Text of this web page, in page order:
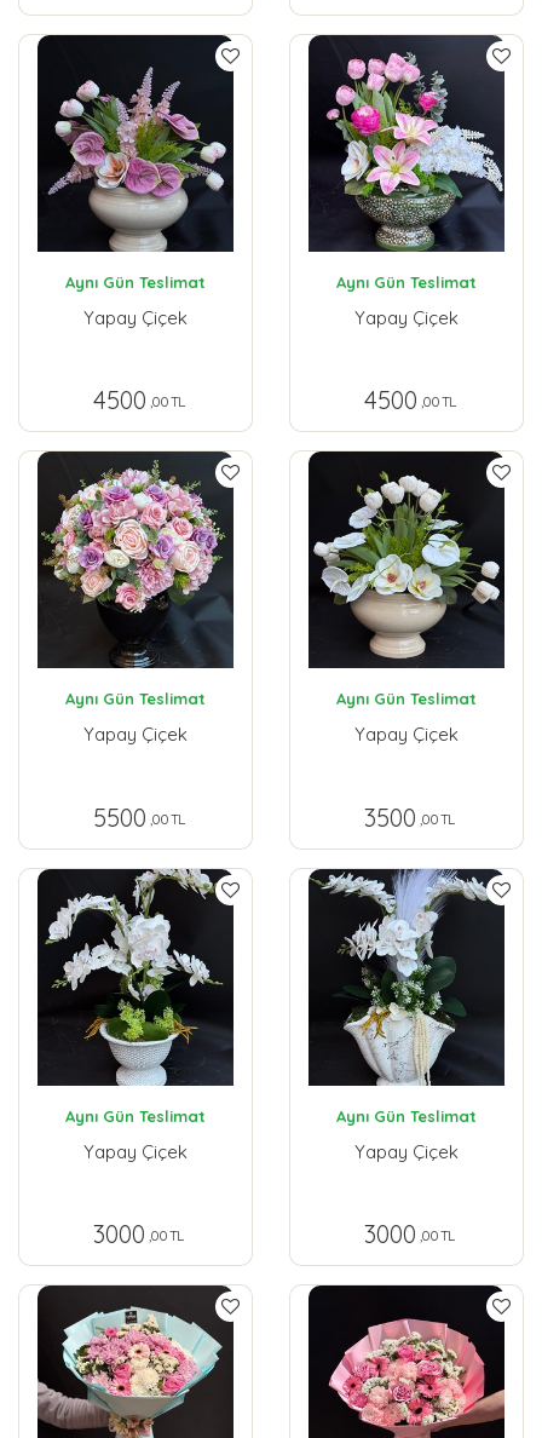
Aynı Gün Teslimat
Yapay Çiçek
4500 ,00 TL
Aynı Gün Teslimat
Yapay Çiçek
4500 ,00 TL
Aynı Gün Teslimat
Yapay Çiçek
5500 ,00 TL
Aynı Gün Teslimat
Yapay Çiçek
3500 ,00 TL
Aynı Gün Teslimat
Yapay Çiçek
3000 ,00 TL
Aynı Gün Teslimat
Yapay Çiçek
3000 ,00 TL